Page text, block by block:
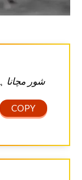
شور مچانا